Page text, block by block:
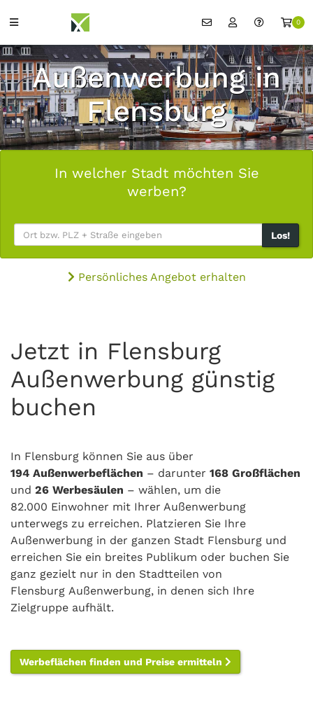
0
Außenwerbung in
Flensburg
In welcher Stadt möchten Sie
werben?
Los!
Persönliches Angebot erhalten
Jetzt in Flensburg
Außenwerbung günstig
buchen
In Flensburg können Sie aus über
194 Außenwerbeflächen – darunter 168 Großflächen
und 26 Werbesäulen – wählen, um die
82.000 Einwohner mit Ihrer Außenwerbung
unterwegs zu erreichen. Platzieren Sie Ihre
Außenwerbung in der ganzen Stadt Flensburg und
erreichen Sie ein breites Publikum oder buchen Sie
ganz gezielt nur in den Stadtteilen von
Flensburg Außenwerbung, in denen sich Ihre
Zielgruppe aufhält.
Werbeflächen finden und Preise ermitteln